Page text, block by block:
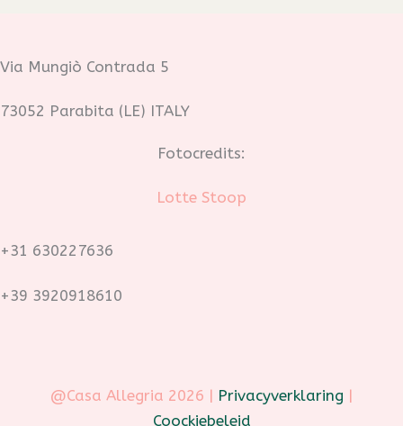
Via Mungiò Contrada 5
73052 Parabita (LE) ITALY
Fotocredits:
Lotte Stoop
+31 630227636
+39 3920918610
@Casa Allegria 2026 | Privacyverklaring |
Coockiebeleid